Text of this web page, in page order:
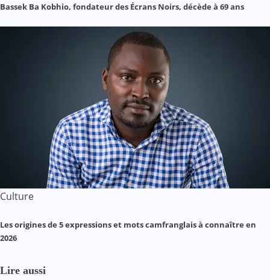
Bassek Ba Kobhio, fondateur des Écrans Noirs, décède à 69 ans
Culture
Les origines de 5 expressions et mots camfranglais à connaître en
2026
Lire aussi